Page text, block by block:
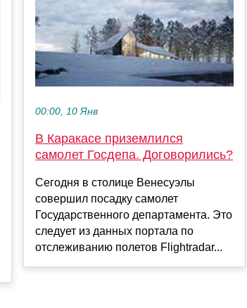
00:00, 10 Янв
В Каракасе приземлился
самолет Госдепа. Договорились?
Сегодня в столице Венесуэлы
совершил посадку самолет
Государственного департамента. Это
следует из данных портала по
отслеживанию полетов Flightradar...